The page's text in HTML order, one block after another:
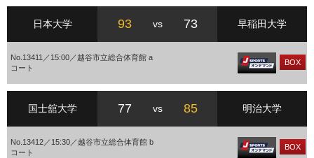
日本大学 93 vs 73 早稲田大学
No.13411／15:00／越谷市立総合体育館 a
コート
BOX
国士舘大学 77 vs 85 明治大学
No.13412／15:30／越谷市立総合体育館 b
コート
BOX